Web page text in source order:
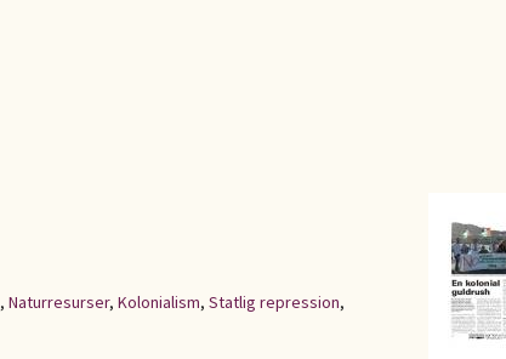
, Naturresurser, Kolonialism, Statlig repression,